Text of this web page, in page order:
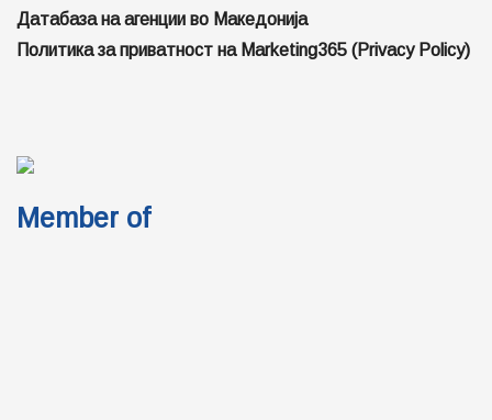
Датабаза на агенции во Македонија
Политика за приватност на Marketing365 (Privacy Policy)
Member of